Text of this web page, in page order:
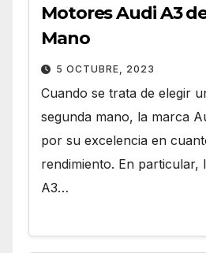
Motores Audi A3
Mano
5 OCTUBRE, 2023
Cuando se trata de elegir
segunda mano, la marca
por su excelencia en
rendimiento. En particular,
A3…